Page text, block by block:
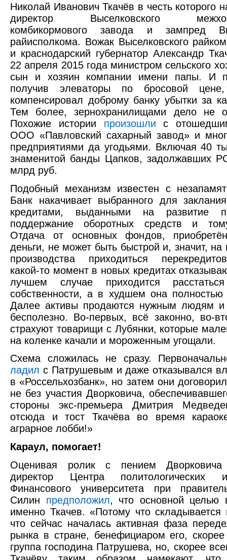
Николай Иванович Ткачёв в честь которого
директор Выселковского
комбикормового завода и зампред
райисполкома. Вожак Выселковского
и краснодарский губернатор Александр
22 апреля 2015 года министром сельского
сын и хозяин компании имени папы. И
получив элеваторы по бросовой
компенсировал доброму банку убытки за
Тем более, зернохранилищами дело не
Похожие истории произошли с
ООО «Павловский сахарный завод» и
предприятиями да угодьями. Включая 40
знаменитой банды Цапков, задолжавших
млрд руб.
Подобный механизм известен с
Банк накачивает выбранного для
кредитами, выданными на развитие
поддержание оборотных средств и
Отдача от основных фондов,
деньги, не может быть быстрой и, значит,
производства приходиться
какой-то момент в новых кредитах
лучшем случае приходится
собственности, а в худшем она полностью
Далее активы продаются нужным людям и
бесполезно. Во-первых, всё законно, во-
страхуют товарищи с Лубянки, которые
на коленке качали и мороженным угощали.
Схема сложилась не сразу.
ладил с Патрушевым и даже отказывался
в «Россельхозбанк», но затем они
не без участия Дворковича,
стороны экс-премьера Дмитрия
отсюда и тост Ткачёва во время
аграрное лобби!»
Караул, помогает!
Оценивая ролик с пением
директор Центра политологических
Финансового университета при
Силин предположил, что основной целью
именно Ткачев. «Потому что складывается
что сейчас началась активная фаза
рынка в стране, бенефициаром его, скорее
группа господина Патрушева, но, скорее